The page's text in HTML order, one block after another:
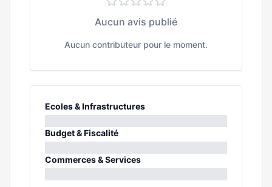
Aucun avis publié
Aucun contributeur pour le moment.
Ecoles & Infrastructures
0%
Budget & Fiscalité
0%
Commerces & Services